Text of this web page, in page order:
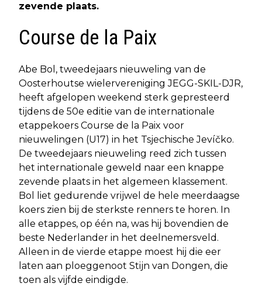
zevende plaats.
Course de la Paix
Abe Bol, tweedejaars nieuweling van de
Oosterhoutse wielervereniging JEGG-SKIL-DJR,
heeft afgelopen weekend sterk gepresteerd
tijdens de 50e editie van de internationale
etappekoers Course de la Paix voor
nieuwelingen (U17) in het Tsjechische Jevíčko.
De tweedejaars nieuweling reed zich tussen
het internationale geweld naar een knappe
zevende plaats in het algemeen klassement.
Bol liet gedurende vrijwel de hele meerdaagse
koers zien bij de sterkste renners te horen. In
alle etappes, op één na, was hij bovendien de
beste Nederlander in het deelnemersveld.
Alleen in de vierde etappe moest hij die eer
laten aan ploeggenoot Stijn van Dongen, die
toen als vijfde eindigde.